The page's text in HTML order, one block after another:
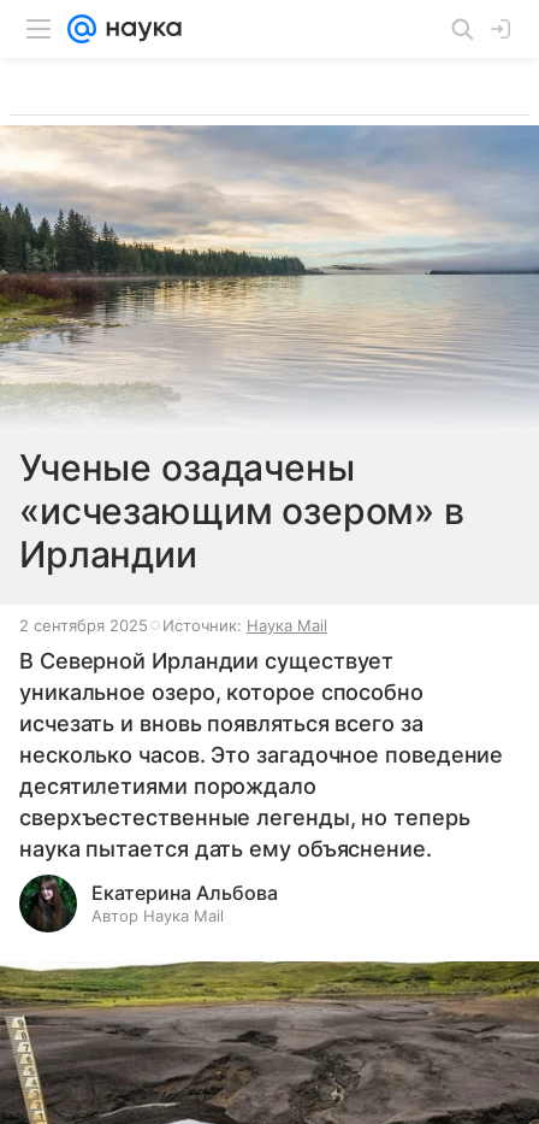
Ученые озадачены
«исчезающим озером» в
Ирландии
2 сентября 2025 Источник: Наука Mail
В Северной Ирландии существует
уникальное озеро, которое способно
исчезать и вновь появляться всего за
несколько часов. Это загадочное поведение
десятилетиями порождало
сверхъестественные легенды, но теперь
наука пытается дать ему объяснение.
Екатерина Альбова
Автор Наука Mail